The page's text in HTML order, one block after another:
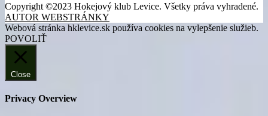
Copyright ©2023 Hokejový klub Levice. Všetky práva vyhradené.
AUTOR WEBSTRÁNKY
Webová stránka hklevice.sk používa cookies na vylepšenie služieb.
POVOLIŤ
Close
Privacy Overview